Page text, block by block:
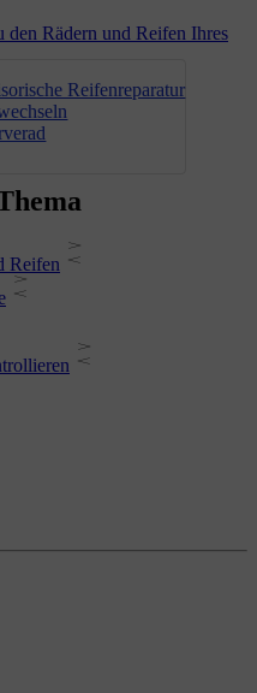
Reifenreparatur
den Rädern und Reifen Ihres
Reifen